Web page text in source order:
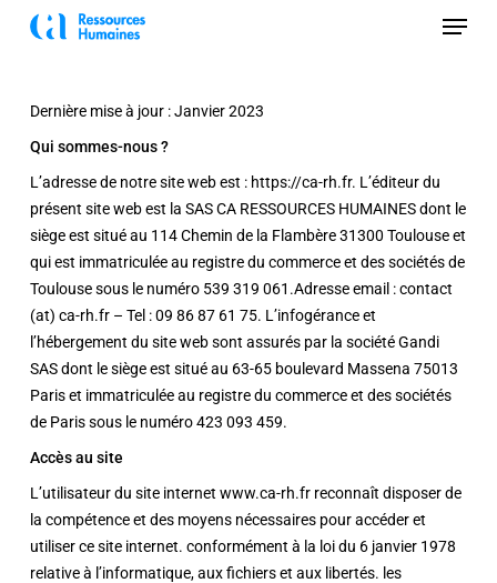
Skip
content
Menu
Dernière mise à jour : Janvier 2023
Qui sommes-nous ?
L’adresse de notre site web est : https://ca-rh.fr. L’éditeur du
présent site web est la SAS CA RESSOURCES HUMAINES dont le
siège est situé au 114 Chemin de la Flambère 31300 Toulouse et
qui est immatriculée au registre du commerce et des sociétés de
Toulouse sous le numéro 539 319 061.Adresse email : contact
(at) ca-rh.fr – Tel : 09 86 87 61 75. L’infogérance et
l’hébergement du site web sont assurés par la société Gandi
SAS dont le siège est situé au 63-65 boulevard Massena 75013
Paris et immatriculée au registre du commerce et des sociétés
de Paris sous le numéro 423 093 459.
Accès au site
L’utilisateur du site internet www.ca-rh.fr reconnaît disposer de
la compétence et des moyens nécessaires pour accéder et
utiliser ce site internet. conformément à la loi du 6 janvier 1978
relative à l’informatique, aux fichiers et aux libertés. les